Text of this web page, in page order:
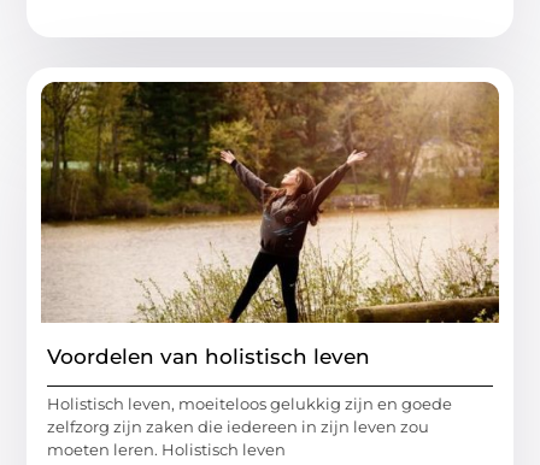
Voordelen van holistisch leven
Holistisch leven, moeiteloos gelukkig zijn en goede
zelfzorg zijn zaken die iedereen in zijn leven zou
moeten leren. Holistisch leven